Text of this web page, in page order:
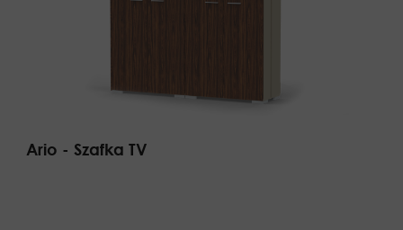
Ario - Szafka TV